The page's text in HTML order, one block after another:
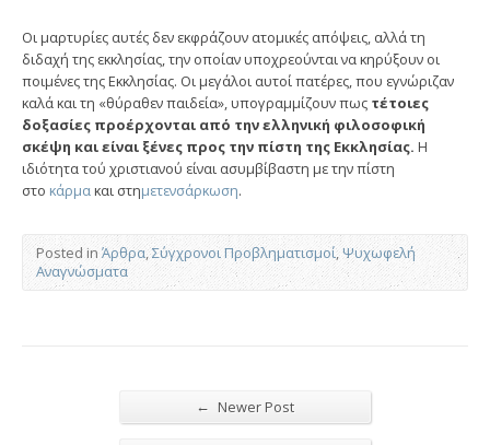
Οι μαρτυρίες αυτές δεν εκφράζουν ατομικές απόψεις, αλλά τη
διδαχή της εκκλησίας, την οποίαν υποχρεούνται να κηρύξουν οι
ποιμένες της Εκκλησίας. Οι μεγάλοι αυτοί πατέρες, που εγνώριζαν
καλά και τη «θύραθεν παιδεία», υπογραμμίζουν πως τέτοιες
δοξασίες προέρχονται από την ελληνική φιλοσοφική
σκέψη και είναι ξένες προς την πίστη της Εκκλησίας. Η
ιδιότητα τού χριστιανού είναι ασυμβί­βαστη με την πίστη
στο κάρμακαι στημετενσάρκωση.
Posted in Άρθρα,Σύγχρονοι Προβληματισμοί,Ψυχωφελή
Αναγνώσματα
← Newer Post